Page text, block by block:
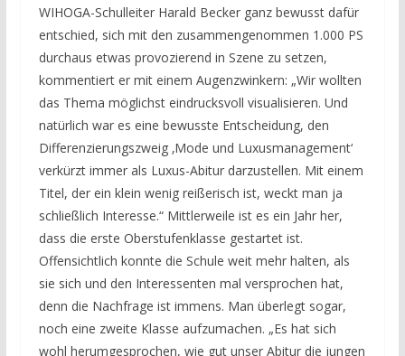
WIHOGA-Schulleiter Harald Becker ganz bewusst dafür
entschied, sich mit den zusammengenommen 1.000 PS
durchaus etwas provozierend in Szene zu setzen,
kommentiert er mit einem Augenzwinkern: „Wir wollten
das Thema möglichst eindrucksvoll visualisieren. Und
natürlich war es eine bewusste Entscheidung, den
Differenzierungszweig ‚Mode und Luxusmanagement‘
verkürzt immer als Luxus-Abitur darzustellen. Mit einem
Titel, der ein klein wenig reißerisch ist, weckt man ja
schließlich Interesse.“ Mittlerweile ist es ein Jahr her,
dass die erste Oberstufenklasse gestartet ist.
Offensichtlich konnte die Schule weit mehr halten, als
sie sich und den Interessenten mal versprochen hat,
denn die Nachfrage ist immens. Man überlegt sogar,
noch eine zweite Klasse aufzumachen. „Es hat sich
wohl herumgesprochen, wie gut unser Abitur die jungen